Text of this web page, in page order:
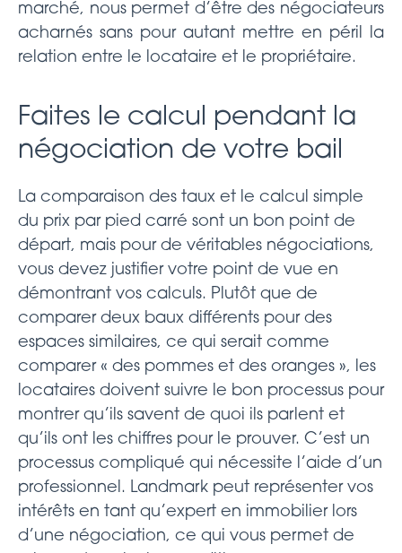
marché, nous permet d’être des négociateurs
acharnés sans pour autant mettre en péril la
relation entre le locataire et le propriétaire.
Faites le calcul pendant la
négociation de votre bail
La comparaison des taux et le calcul simple
du prix par pied carré sont un bon point de
départ, mais pour de véritables négociations,
vous devez justifier votre point de vue en
démontrant vos calculs. Plutôt que de
comparer deux baux différents pour des
espaces similaires, ce qui serait comme
comparer « des pommes et des oranges », les
locataires doivent suivre le bon processus pour
montrer qu’ils savent de quoi ils parlent et
qu’ils ont les chiffres pour le prouver. C’est un
processus compliqué qui nécessite l’aide d’un
professionnel. Landmark peut représenter vos
intérêts en tant qu’expert en immobilier lors
d’une négociation, ce qui vous permet de